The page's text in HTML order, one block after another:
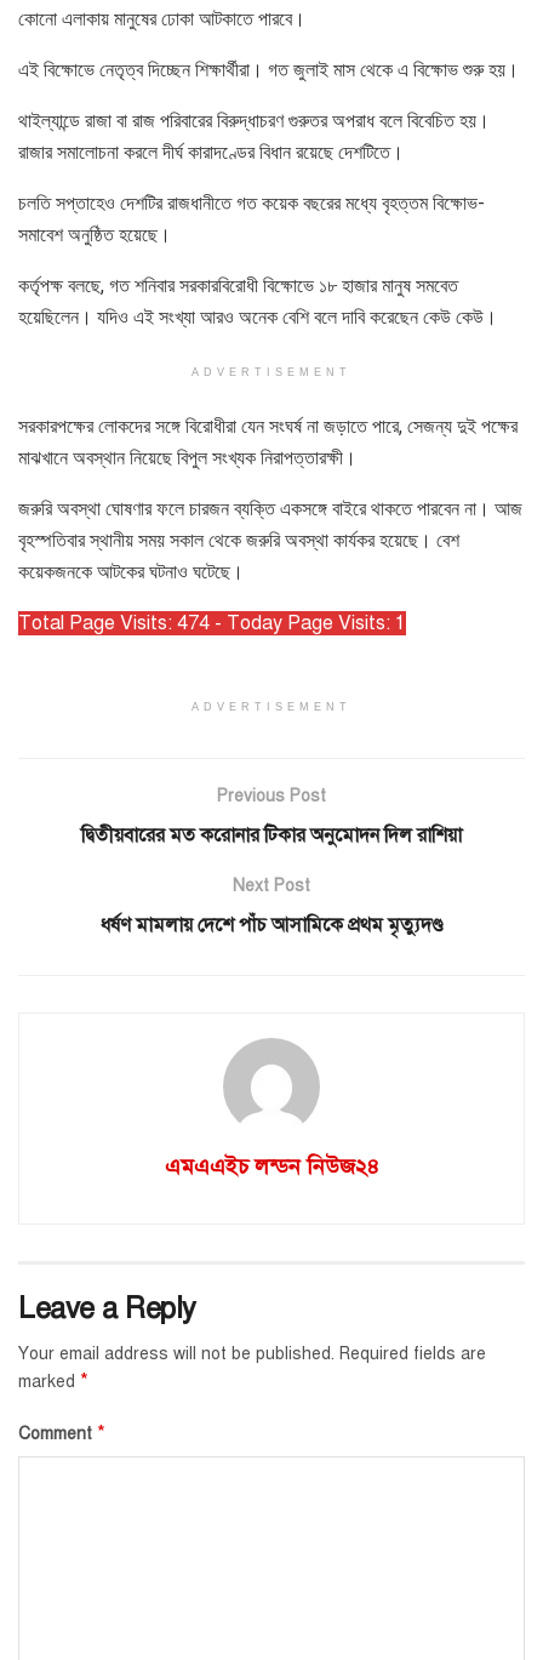
কোনো এলাকায় মানুষের ঢোকা আটকাতে পারবে।
এই বিক্ষোভে নেতৃত্ব দিচ্ছেন শিক্ষার্থীরা। গত জুলাই মাস থেকে এ বিক্ষোভ শুরু হয়।
থাইল্যান্ডে রাজা বা রাজ পরিবারের বিরুদ্ধাচরণ গুরুতর অপরাধ বলে বিবেচিত হয়।
রাজার সমালোচনা করলে দীর্ঘ কারাদণ্ডের বিধান রয়েছে দেশটিতে।
চলতি সপ্তাহেও দেশটির রাজধানীতে গত কয়েক বছরের মধ্যে বৃহত্তম বিক্ষোভ-
সমাবেশ অনুষ্ঠিত হয়েছে।
কর্তৃপক্ষ বলছে, গত শনিবার সরকারবিরোধী বিক্ষোভে ১৮ হাজার মানুষ সমবেত
হয়েছিলেন। যদিও এই সংখ্যা আরও অনেক বেশি বলে দাবি করেছেন কেউ কেউ।
ADVERTISEMENT
সরকারপক্ষের লোকদের সঙ্গে বিরোধীরা যেন সংঘর্ষ না জড়াতে পারে, সেজন্য দুই পক্ষের
মাঝখানে অবস্থান নিয়েছে বিপুল সংখ্যক নিরাপত্তারক্ষী।
জরুরি অবস্থা ঘোষণার ফলে চারজন ব্যক্তি একসঙ্গে বাইরে থাকতে পারবেন না। আজ
বৃহস্পতিবার স্থানীয় সময় সকাল থেকে জরুরি অবস্থা কার্যকর হয়েছে। বেশ
কয়েকজনকে আটকের ঘটনাও ঘটেছে।
Total Page Visits: 474 - Today Page Visits: 1
ADVERTISEMENT
Previous Post
দ্বিতীয়বারের মত করোনার টিকার অনুমোদন দিল রাশিয়া
Next Post
ধর্ষণ মামলায় দেশে পাঁচ আসামিকে প্রথম মৃত্যুদণ্ড
এমএএইচ লন্ডন নিউজ২৪
Leave a Reply
Your email address will not be published. Required fields are
marked *
Comment *